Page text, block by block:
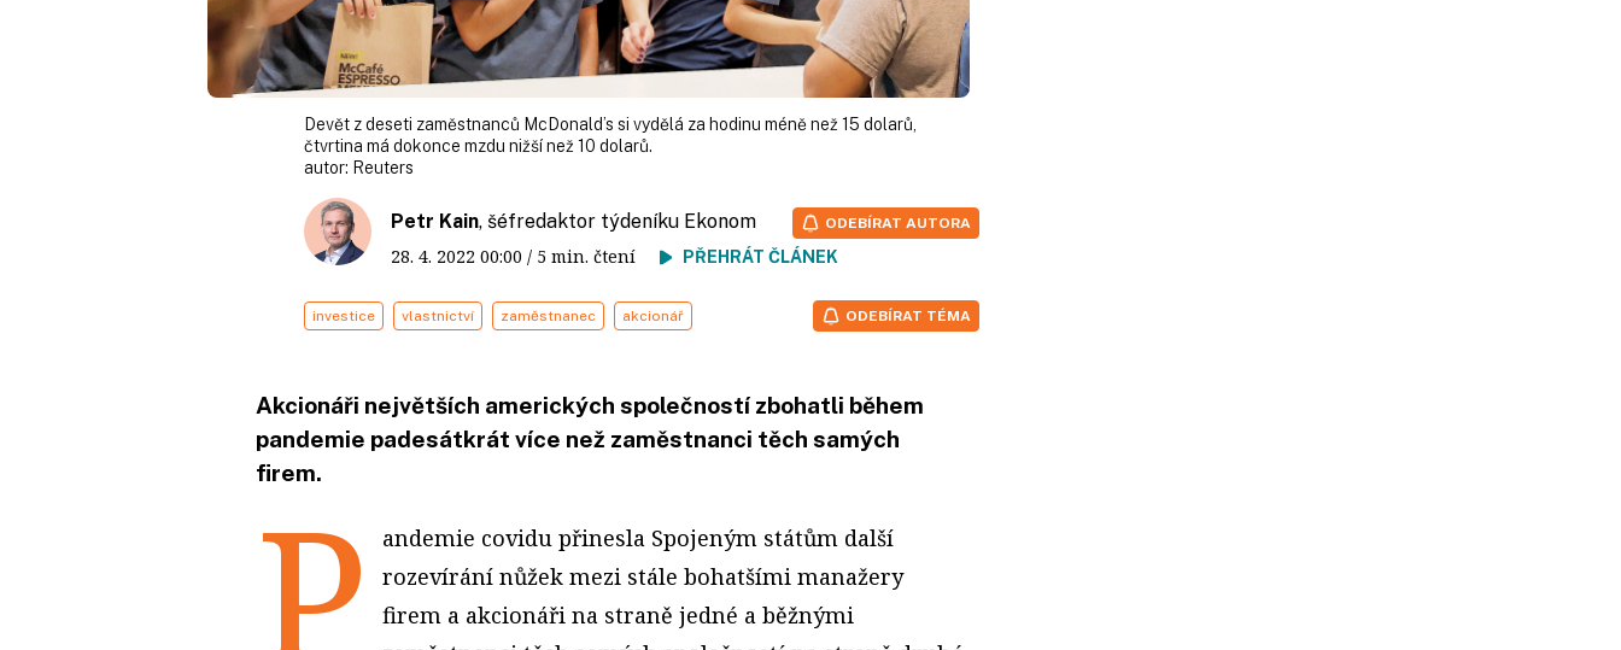
Devět z deseti zaměstnanců McDonald’s si vydělá za hodinu méně než 15 dolarů,
čtvrtina má dokonce mzdu nižší než 10 dolarů.
autor: Reuters
Petr Kain, šéfredaktor týdeníku Ekonom
28. 4. 2022 00:00 / 5 min. čtení PŘEHRÁT ČLÁNEK
ODEBÍRAT AUTORA
investice vlastnictví zaměstnanec akcionář ODEBÍRAT TÉMA
Akcionáři největších amerických společností zbohatli během
pandemie padesátkrát více než zaměstnanci těch samých
firem.
P
andemie covidu přinesla Spojeným státům další
rozevírání nůžek mezi stále bohatšími manažery
firem a akcionáři na straně jedné a běžnými